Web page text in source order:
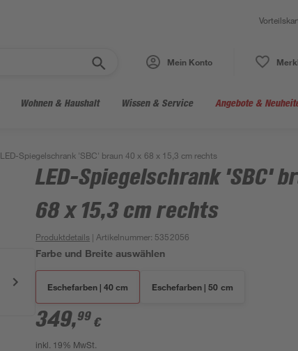
Mein Konto
Wohnen & Haushalt Wissen & Service Angebote &
LED-Spiegelschrank 'SBC' braun 40 x 68 x 15,3 cm rechts
LED-Spiegelschrank 'SBC'
68 x 15,3 cm rechts
Produktdetails | Artikelnummer: 5352056
Farbe und Breite auswählen
Eschefarben | 40 cm Eschefarben | 50 cm
349,99 €
inkl. 19% MwSt.